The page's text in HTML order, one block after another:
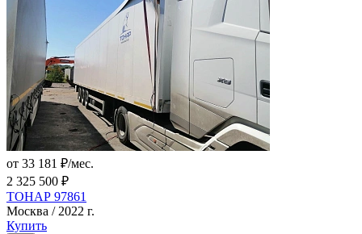
от 33 181 ₽/мес.
2 325 500 ₽
ТОНАР 97861
Москва / 2022 г.
Купить